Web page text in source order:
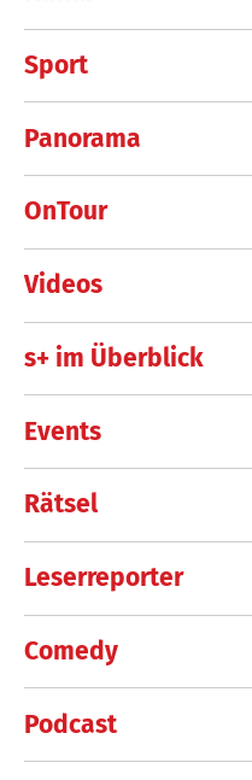
Sport
Panorama
OnTour
Videos
s+ im Überblick
Events
Rätsel
Leserreporter
Comedy
Podcast